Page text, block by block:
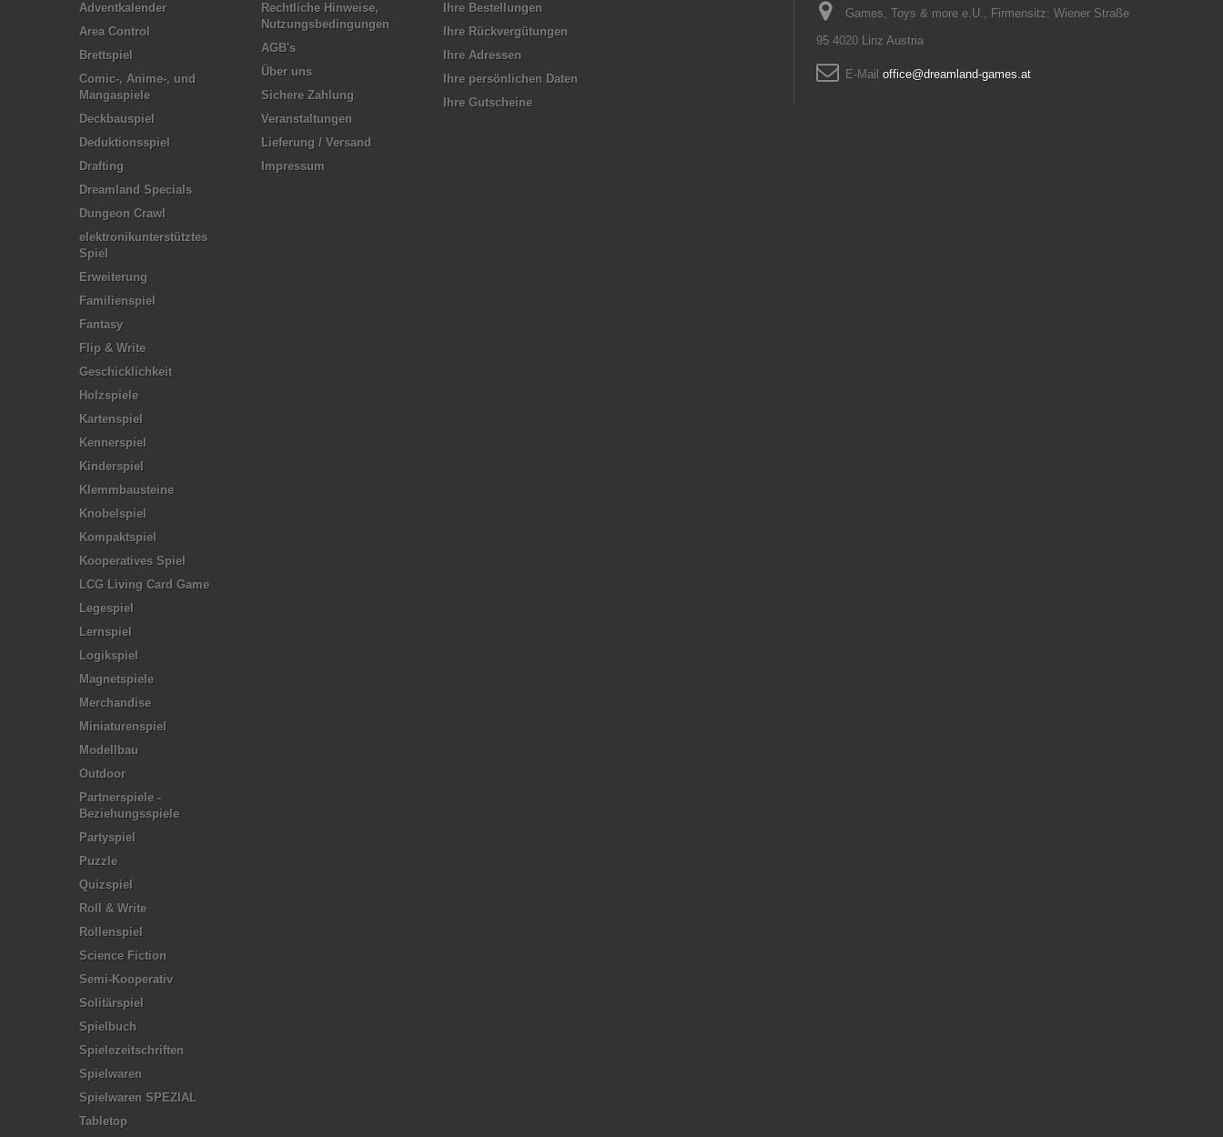
Adventkalender
Area Control
Brettspiel
Comic-, Anime-, und
Mangaspiele
Deckbauspiel
Deduktionsspiel
Drafting
Dreamland Specials
Dungeon Crawl
elektronikunterstütztes
Spiel
Erweiterung
Familienspiel
Fantasy
Flip & Write
Geschicklichkeit
Holzspiele
Kartenspiel
Kennerspiel
Kinderspiel
Klemmbausteine
Knobelspiel
Kompaktspiel
Kooperatives Spiel
LCG Living Card Game
Legespiel
Lernspiel
Logikspiel
Magnetspiele
Merchandise
Miniaturenspiel
Modellbau
Outdoor
Partnerspiele -
Beziehungsspiele
Partyspiel
Puzzle
Quizspiel
Roll & Write
Rollenspiel
Science Fiction
Semi-Kooperativ
Solitärspiel
Spielbuch
Spielezeitschriften
Spielwaren
Spielwaren SPEZIAL
Tabletop
Rechtliche Hinweise,
Nutzungsbedingungen
AGB's
Über uns
Sichere Zahlung
Veranstaltungen
Lieferung / Versand
Impressum
Ihre Bestellungen
Ihre Rückvergütungen
Ihre Adressen
Ihre persönlichen Daten
Ihre Gutscheine
Games, Toys & more e.U., Firmensitz: Wiener Straße
95 4020 Linz Austria
E-Mail office@dreamland-games.at